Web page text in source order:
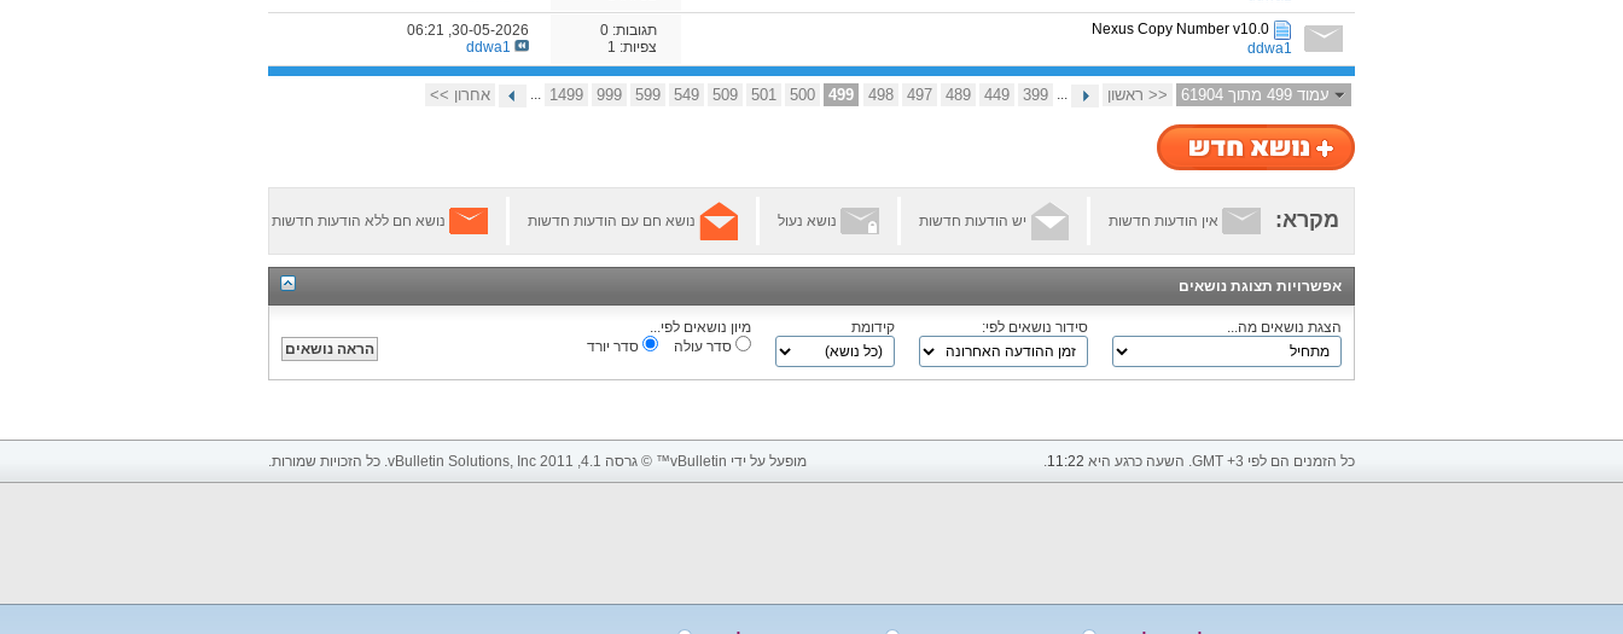
Nexus Copy Number v10.0
ddwa1
תגובות: 0
צפיות: 1
30-05-2026,
06:21
ddwa1
עמוד 499 מתוך 61904 << ראשון ...
399
449
489
497
498
499
500
501
509
549
599
999
1499
... אחרון >>
מקרא: אין הודעות חדשות יש הודעות חדשות נושא נעול נושא חם עם הודעות חדשות נושא חם ללא הודעות חדשות
אפשרויות תצוגת נושאים
הצגת נושאים מה... סידור נושאים לפי: קידומת
מיון נושאים לפי...
סדר עולה
סדר יורד
כל הזמנים הם לפי GMT +3. השעה כרגע היא 11:22
. מופעל על ידי vBulletin™ © גרסה 4.1, 2011 vBulletin Solutions, Inc. כל הזכויות שמורות.